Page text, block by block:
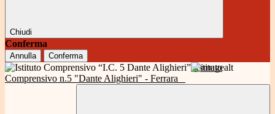
Chiudi
Conferma
Annulla Conferma
Istituto
Comprensivo n.5 "Dante Alighieri" - Ferrara